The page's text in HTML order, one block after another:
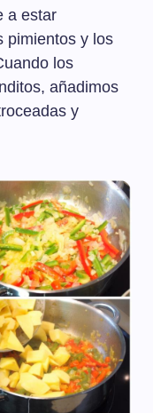
a estar
pimientos y los
los
añadimos
y